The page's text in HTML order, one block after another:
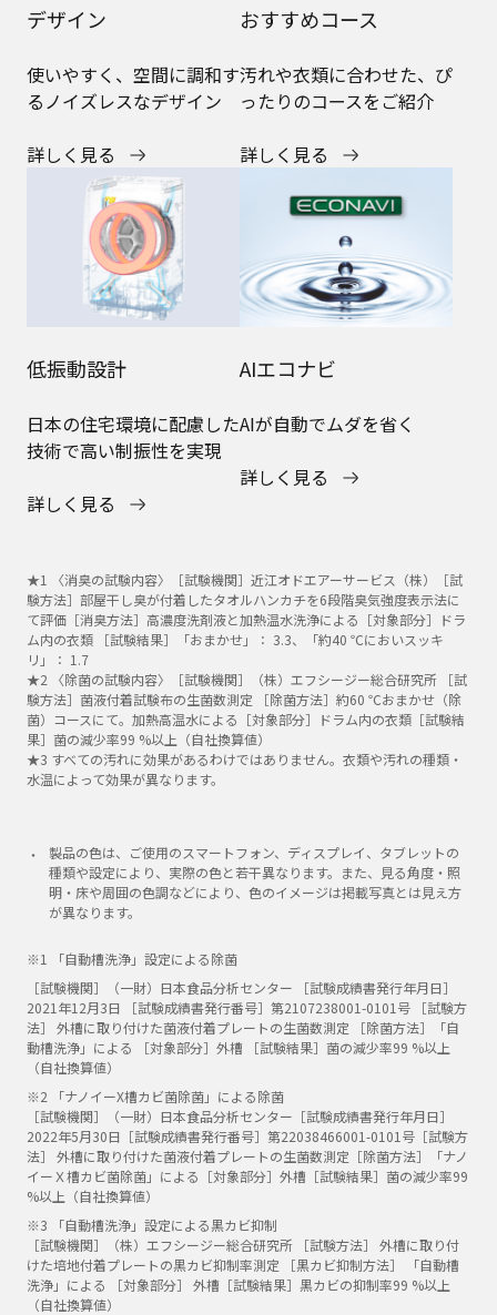
デザイン
使いやすく、空間に調和す
るノイズレスなデザイン
詳しく見る
おすすめコース
汚れや衣類に合わせた、ぴ
ったりのコースをご紹介
詳しく見る
低振動設計
日本の住宅環境に配慮した
技術で高い制振性を実現
詳しく見る
AIエコナビ
AIが自動でムダを省く
詳しく見る
★1 〈消臭の試験内容〉［試験機関］近江オドエアーサービス（株）［試
験方法］部屋干し臭が付着したタオルハンカチを6段階臭気強度表示法に
て評価［消臭方法］高濃度洗剤液と加熱温水洗浄による［対象部分］ドラ
ム内の衣類 ［試験結果］「おまかせ」： 3.3、「約40 ℃においスッキ
リ」： 1.7
★2 〈除菌の試験内容〉［試験機関］（株）エフシージー総合研究所 ［試
験方法］菌液付着試験布の生菌数測定 ［除菌方法］約60 ℃おまかせ（除
菌）コースにて。加熱高温水による［対象部分］ドラム内の衣類［試験結
果］菌の減少率99 %以上（自社換算値）
★3 すべての汚れに効果があるわけではありません。衣類や汚れの種類・
水温によって効果が異なります。
製品の色は、ご使用のスマートフォン、ディスプレイ、タブレットの
種類や設定により、実際の色と若干異なります。また、見る角度・照
明・床や周囲の色調などにより、色のイメージは掲載写真とは見え方
が異なります。
※1 「自動槽洗浄」設定による除菌
［試験機関］（一財）日本食品分析センター ［試験成績書発行年月日］
2021年12月3日 ［試験成績書発行番号］第2107238001-0101号 ［試験方
法］ 外槽に取り付けた菌液付着プレートの生菌数測定 ［除菌方法］「自
動槽洗浄」による ［対象部分］外槽 ［試験結果］菌の減少率99 %以上
（自社換算値）
※2 「ナノイーX槽カビ菌除菌」による除菌
［試験機関］（一財）日本食品分析センター［試験成績書発行年月日］
2022年5月30日［試験成績書発行番号］第22038466001-0101号［試験方
法］ 外槽に取り付けた菌液付着プレートの生菌数測定［除菌方法］「ナノ
イーＸ槽カビ菌除菌」による［対象部分］外槽［試験結果］菌の減少率99
%以上（自社換算値）
※3 「自動槽洗浄」設定による黒カビ抑制
［試験機関］（株）エフシージー総合研究所 ［試験方法］ 外槽に取り付
けた培地付着プレートの黒カビ抑制率測定 ［黒カビ抑制方法］ 「自動槽
洗浄」による ［対象部分］ 外槽［試験結果］黒カビの抑制率99 %以上
（自社換算値）